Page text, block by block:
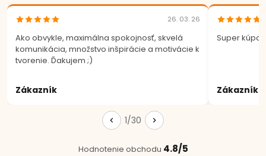
26. 03. 26
Ako obvykle, maximálna spokojnosť, skvelá
komunikácia, množstvo inšpirácie a motivácie k
tvorenie. Ďakujem ;)
Zákazník
Super
Zákazník
1/30
Hodnotenie obchodu 4.8/5